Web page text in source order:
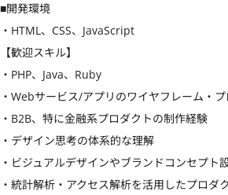
■開発環境
・HTML、CSS、JavaScript
【歓迎スキル】
・PHP、Java、Ruby
・Webサービス/アプリのワイヤフレーム・
・B2B、特に金融系プロダクトの制作経験
・デザイン思考の体系的な理解
・ビジュアルデザインやブランドコンセプト
・統計解析・アクセス解析を活用したプロダ